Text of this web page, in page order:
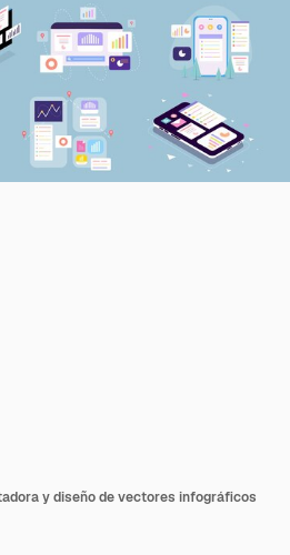
y diseño de vectores infográficos